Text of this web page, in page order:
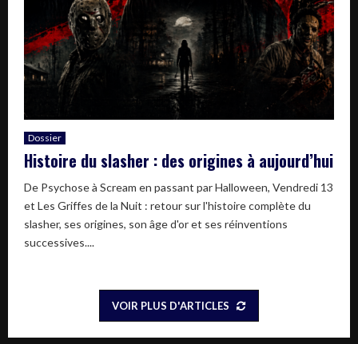
Dossier
Histoire du slasher : des origines à aujourd’hui
De Psychose à Scream en passant par Halloween, Vendredi 13
et Les Griffes de la Nuit : retour sur l'histoire complète du
slasher, ses origines, son âge d'or et ses réinventions
successives....
VOIR PLUS D'ARTICLES